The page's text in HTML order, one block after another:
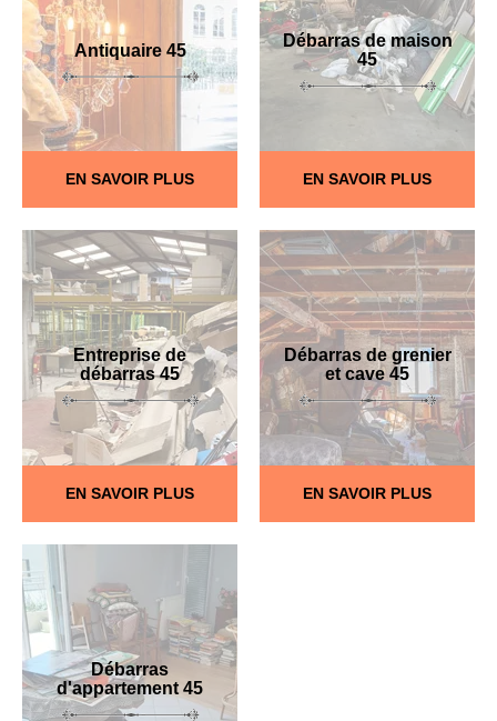
Antiquaire 45
EN SAVOIR PLUS
Débarras de maison
45
EN SAVOIR PLUS
Entreprise de
débarras 45
EN SAVOIR PLUS
Débarras de grenier
et cave 45
EN SAVOIR PLUS
Débarras
d'appartement 45